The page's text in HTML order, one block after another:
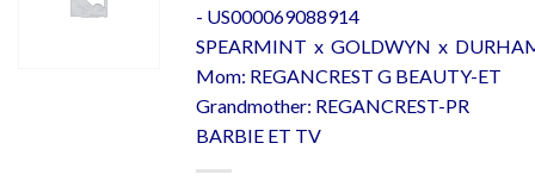
- US000069088914
SPEARMINT x GOLDWYN x
Mom: REGANCREST G BEAUTY-ET
Grandmother: REGANCREST-PR
BARBIE ET TV